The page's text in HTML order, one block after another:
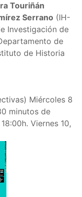
Touriñán
Serrano (IH-
Investigación de
de
de Historia
Miércoles 8
minutos de
Viernes 10,